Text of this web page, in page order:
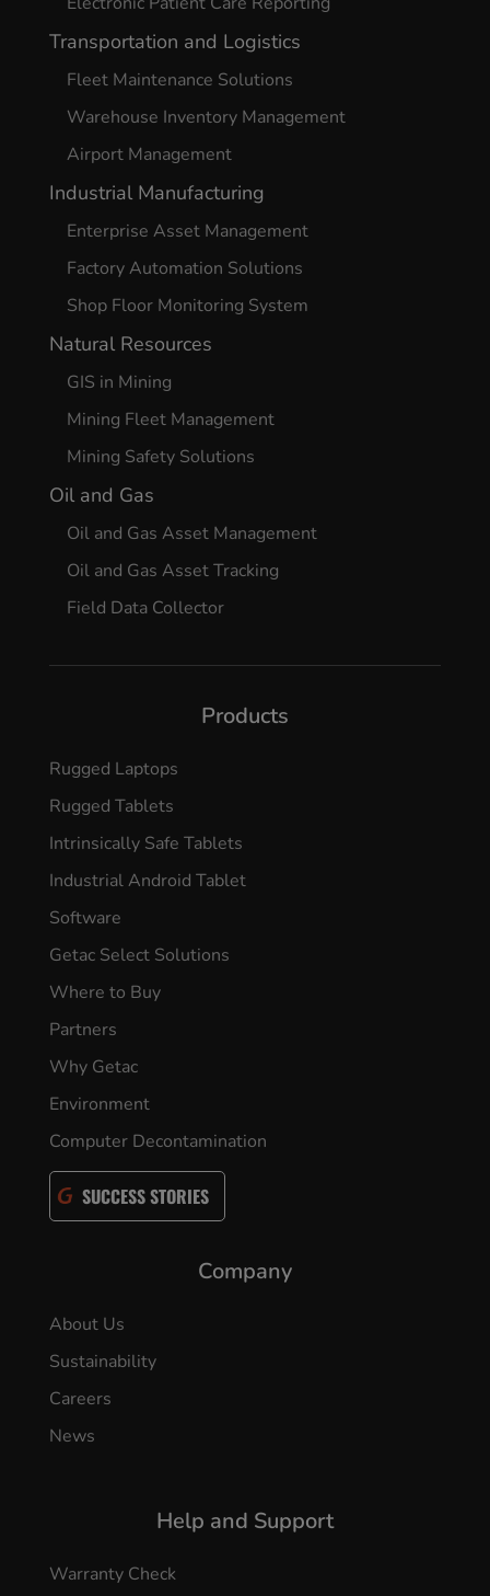
Transportation and Logistics
Fleet Maintenance Solutions
Warehouse Inventory Management
Airport Management
Industrial Manufacturing
Enterprise Asset Management
Factory Automation Solutions
Shop Floor Monitoring System
Natural Resources
GIS in Mining
Mining Fleet Management
Mining Safety Solutions
Oil and Gas
Oil and Gas Asset Management
Oil and Gas Asset Tracking
Field Data Collector
Products
Rugged Laptops
Rugged Tablets
Intrinsically Safe Tablets
Industrial Android Tablet
Software
Getac Select Solutions
Where to Buy
Partners
Why Getac
Environment
Computer Decontamination
SUCCESS STORIES
Company
About Us
Sustainability
Careers
News
Help and Support
Warranty Check